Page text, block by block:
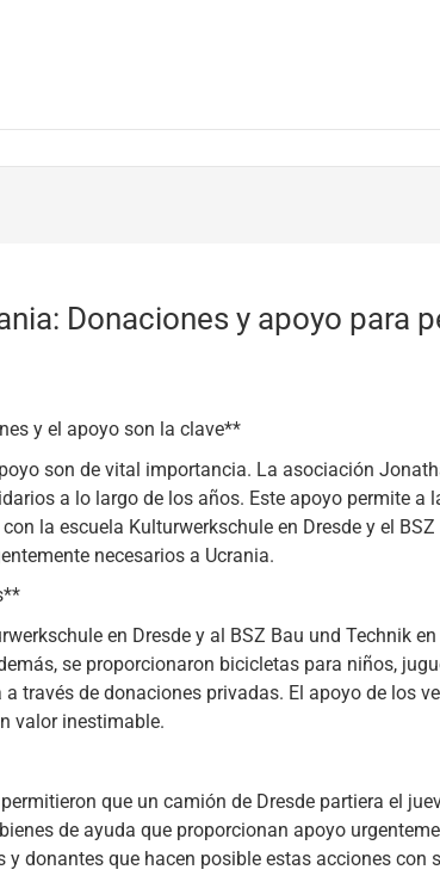
Donaciones y apoyo para
y el apoyo son la clave**
son de vital importancia. La asociación
a lo largo de los años. Este apoyo permite
la escuela Kulturwerkschule en Dresde y el
necesarios a Ucrania.
en Dresde y al BSZ Bau und Technik
se proporcionaron bicicletas para niños,
través de donaciones privadas. El apoyo de los
valor inestimable.
que un camión de Dresde partiera el
de ayuda que proporcionan apoyo
donantes que hacen posible estas acciones con